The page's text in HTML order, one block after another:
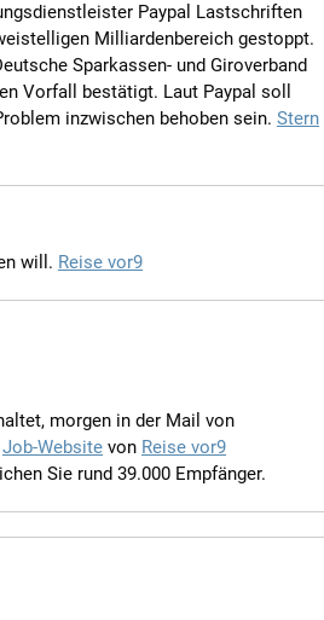
Paypal Lastschriften
Milliardenbereich gestoppt.
Sparkassen- und Giroverband
Vorfall bestätigt. Laut Paypal soll
inzwischen behoben sein. Stern
will. Reise vor9
morgen in der Mail von
Job-Website von Reise vor9
Sie rund 39.000 Empfänger.